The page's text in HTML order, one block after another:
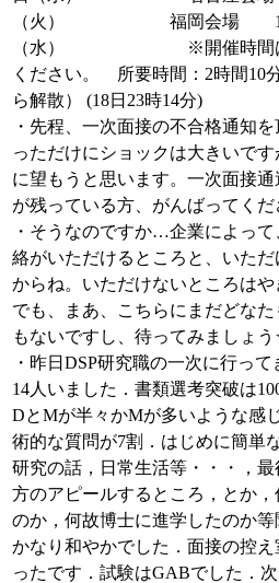
（火） 福岡会場 11
（水） ※開催時間は
ください。 所要時間：2時間10
ら解散） (18日23時14分)
・先程、一次面接の不合格通知
っただけにショックは大きいで
に望もうと思います。一次面接
が残っている方、がんばってくだ
・そうなのですか…企業によっ
絡がいただけるところと、いた
からね。いただけないところは
でも、まあ、こちらにまだどな
もないですし、待ってみましょ
・昨日DSP研究職の一次に行っ
14人いました．書類選考突破は
DとMが半々かMが多いような感
術的な質問が7割．はじめに簡単
研究の話，日常生活等・・・，
方のアピールするところ，とか
のか，何故博士に進学したのか
かなり和やかでした．面接の控
ったです．試験はGABでした．